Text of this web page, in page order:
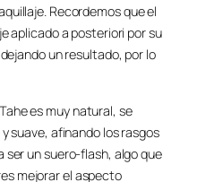
Recordemos que el
aplicado a posteriori por su
un resultado, por lo
es muy natural, se
suave, afinando los rasgos
ser un suero-flash, algo que
mejorar el aspecto